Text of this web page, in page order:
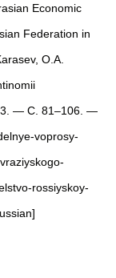
Economic
Federation in
O.A.
— С. 81–106. —
voprosy-
rossiyskoy-